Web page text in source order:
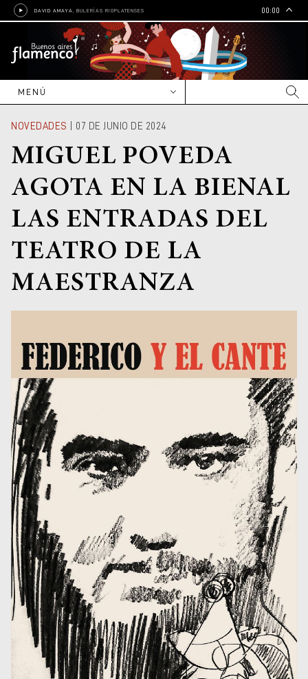
DAVID AMAYA , BULERÍAS RIOPLATENSES 00:00
MENÚ
Nacional
Internacional
ENTREVISTAS
Reportajes
Editoriales
ARTISTAS
Nacionales
Grupos y bandas
Shows y contrataciones
CULTURA
Radio
Libros
Museos y centros
Teatros y salas
Festivales
Circuitos y rutas del
flamenco
Escuelas, academias e
Talleres, cursos y clínicas
GALERÍAS
NOVEDADES | 07 DE JUNIO DE 2024
MIGUEL POVEDA
AGOTA EN LA BIENAL
LAS ENTRADAS DEL
TEATRO DE LA
MAESTRANZA